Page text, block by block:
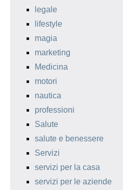
legale
lifestyle
magia
marketing
Medicina
motori
nautica
professioni
Salute
salute e benessere
Servizi
servizi per la casa
servizi per le aziende